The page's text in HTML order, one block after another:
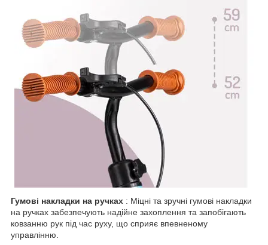
Гумові накладки на ручках : Міцні та зручні гумові накладки
на ручках забезпечують надійне захоплення та запобігають
ковзанню рук під час руху, що сприяє впевненому
управлінню.